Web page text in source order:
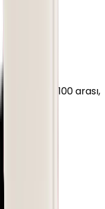
%85 - %100 arası,